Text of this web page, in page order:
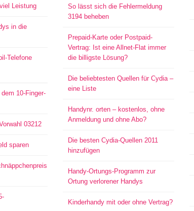
Leistung
in die
Telefone
10-Finger-
03212
sparen
So lässt sich die Fehlermeldung
3194 beheben
Prepaid-Karte oder Postpaid-
Vertrag: Ist eine Allnet-Flat immer
die billigste Lösung?
Die beliebtesten Quellen für Cydia –
eine Liste
Handynr. orten – kostenlos, ohne
Anmeldung und ohne Abo?
Die besten Cydia-Quellen 2011
hinzufügen
Handy-Ortungs-Programm zur
Ortung verlorener Handys
Kinderhandy mit oder ohne Vertrag?